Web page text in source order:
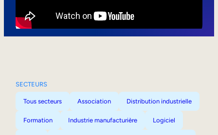
SECTEURS
Tous secteurs Association Distribution industrielle
Formation Industrie manufacturière Logiciel